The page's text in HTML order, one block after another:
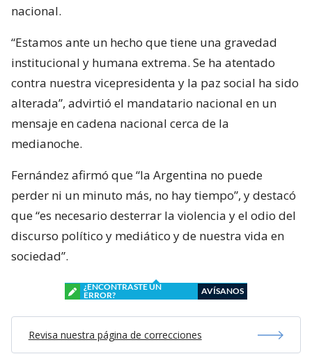
nacional.
“Estamos ante un hecho que tiene una gravedad
institucional y humana extrema. Se ha atentado
contra nuestra vicepresidenta y la paz social ha sido
alterada”, advirtió el mandatario nacional en un
mensaje en cadena nacional cerca de la
medianoche.
Fernández afirmó que “la Argentina no puede
perder ni un minuto más, no hay tiempo”, y destacó
que “es necesario desterrar la violencia y el odio del
discurso político y mediático y de nuestra vida en
sociedad”.
¿ENCONTRASTE UN
ERROR?
AVÍSANOS
Revisa nuestra página de correcciones